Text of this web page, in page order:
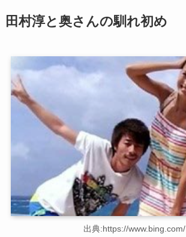
田村淳と奥さんの馴れ初め
出典:https://www.bing.com/